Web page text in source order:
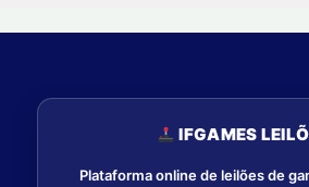
IFGAMES
Plataforma online de leilões de